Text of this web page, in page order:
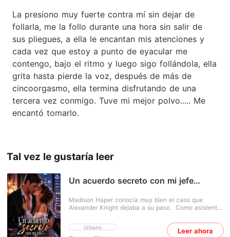
La presiono muy fuerte contra mí sin dejar de
follarla, me la follo durante una hora sin salir de
sus pliegues, a ella le encantan mis atenciones y
cada vez que estoy a punto de eyacular me
contengo, bajo el ritmo y luego sigo follándola, ella
grita hasta pierde la voz, después de más de
cincoorgasmo, ella termina disfrutando de una
tercera vez conmigo. Tuve mi mejor polvo..... Me
encantó tomarlo.
Tal vez le gustaría leer
Un acuerdo secreto con mi jefe
Urbano
Madison Haper conocía muy bien el caos que
Alexander Knight dejaba a su paso. Como asistente
lidiar con los escándalos en innumerables ocasiones:
calmar a sus exnovias y hacer todo lo posible para
Leer ahora